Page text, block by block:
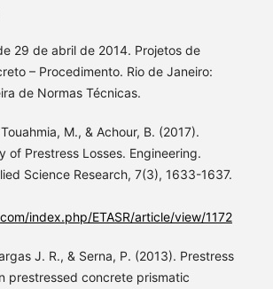
29 de abril de 2014. Projetos de
– Procedimento. Rio de Janeiro:
de Normas Técnicas.
M., & Achour, B. (2017).
of Prestress Losses. Engineering.
Science Research, 7(3), 1633-1637.
index.php/ETASR/article/view/1172
J. R., & Serna, P. (2013). Prestress
prestressed concrete prismatic